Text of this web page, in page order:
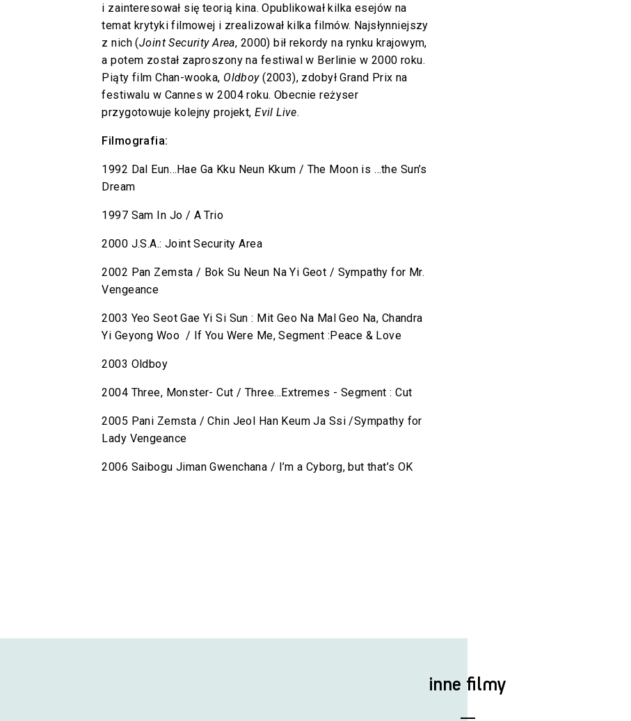
i zainteresował się teorią kina. Opublikował kilka esejów na
temat krytyki filmowej i zrealizował kilka filmów. Najsłynniejszy
z nich (Joint Security Area, 2000) bił rekordy na rynku krajowym,
a potem został zaproszony na festiwal w Berlinie w 2000 roku.
Piąty film Chan-wooka, Oldboy(2003), zdobył Grand Prix na
festiwalu w Cannes w 2004 roku. Obecnie reżyser
przygotowuje kolejny projekt,Evil Live.
Filmografia:
1992 Dal Eun…Hae Ga Kku Neun Kkum / The Moon is …the Sun’s
Dream
1997 Sam In Jo / A Trio
2000 J.S.A.: Joint Security Area
2002 Pan Zemsta / Bok Su Neun Na Yi Geot / Sympathy for Mr.
Vengeance
2003 Yeo Seot Gae Yi Si Sun : Mit Geo Na Mal Geo Na, Chandra
Yi Geyong Woo / If You Were Me, Segment :Peace & Love
2003 Oldboy
2004 Three, Monster- Cut / Three…Extremes - Segment : Cut
2005 Pani Zemsta / Chin Jeol Han Keum Ja Ssi /Sympathy for
Lady Vengeance
2006 Saibogu Jiman Gwenchana / I’m a Cyborg, but that’s OK
inne filmy